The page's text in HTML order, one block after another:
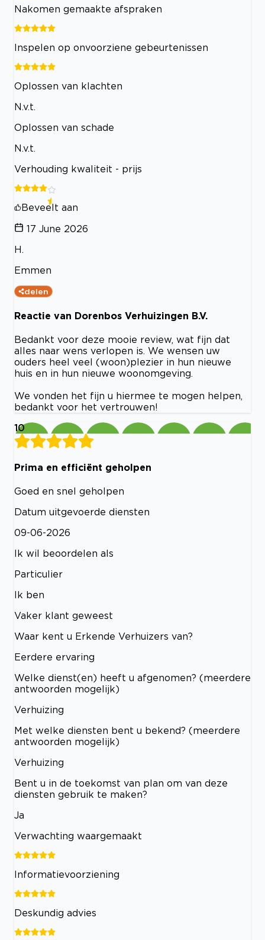
Nakomen gemaakte afspraken
Inspelen op onvoorziene gebeurtenissen
Oplossen van klachten
N.v.t.
Oplossen van schade
N.v.t.
Verhouding kwaliteit - prijs
Beveelt aan
17 June 2026
H.
Emmen
delen
Reactie van Dorenbos Verhuizingen B.V.
Bedankt voor deze mooie review, wat fijn dat
alles naar wens verlopen is. We wensen uw
ouders heel veel (woon)plezier in hun nieuwe
huis en in hun nieuwe woonomgeving.
We vonden het fijn u hiermee te mogen helpen,
bedankt voor het vertrouwen!
10
Prima en efficiënt geholpen
Goed en snel geholpen
Datum uitgevoerde diensten
09-06-2026
Ik wil beoordelen als
Particulier
Ik ben
Vaker klant geweest
Waar kent u Erkende Verhuizers van?
Eerdere ervaring
Welke dienst(en) heeft u afgenomen? (meerdere
antwoorden mogelijk)
Verhuizing
Met welke diensten bent u bekend? (meerdere
antwoorden mogelijk)
Verhuizing
Bent u in de toekomst van plan om van deze
diensten gebruik te maken?
Ja
Verwachting waargemaakt
Informatievoorziening
Deskundig advies